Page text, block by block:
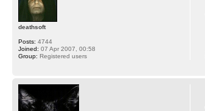
deathsoft
Posts: 4744
Joined: 07 Apr 2007, 00:58
Group: Registered users